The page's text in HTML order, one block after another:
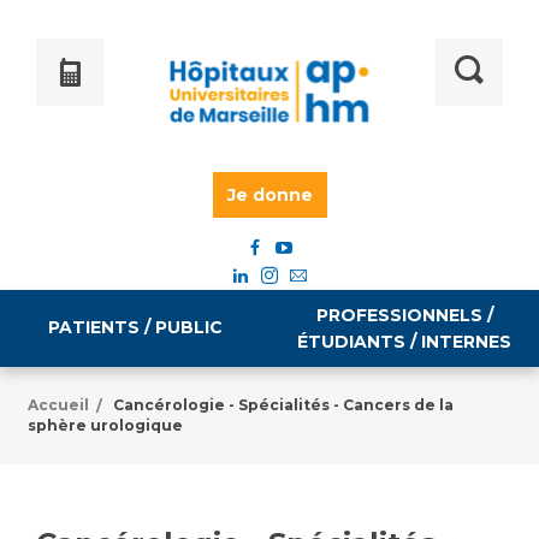
Je donne
PATIENTS / PUBLIC
Informations pratiques
PROFESSIONNELS /
ÉTUDIANTS / INTERNES
Égalité professionnelle
Emploi / formation
Accueil /
Cancérologie - Spécialités - Cancers de la
sphère urologique